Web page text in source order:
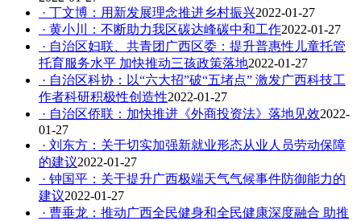
· 丁文博：用新发展理念推进乡村振兴2022-01-27
· 黄小川：不断助力我区碳达峰碳中和工作2022-01-27
· 自治区妇联、共青团广西区委：提升普惠性儿童托管
托育服务水平 加快推动三孩政策落地2022-01-27
· 自治区科协：以“六大招”破“五堵点” 激发广西科技工
作者科研积极性创造性2022-01-27
· 自治区侨联：加快推进《外商投资法》落地见效2022-
01-27
· 刘东方：关于切实加强新就业形态从业人员劳动保障
的建议2022-01-27
· 钟国平：关于提升广西极端天气气候事件防御能力的
建议2022-01-27
· 曹垂龙：推动广西全民健身和全民健康深度融合 助推